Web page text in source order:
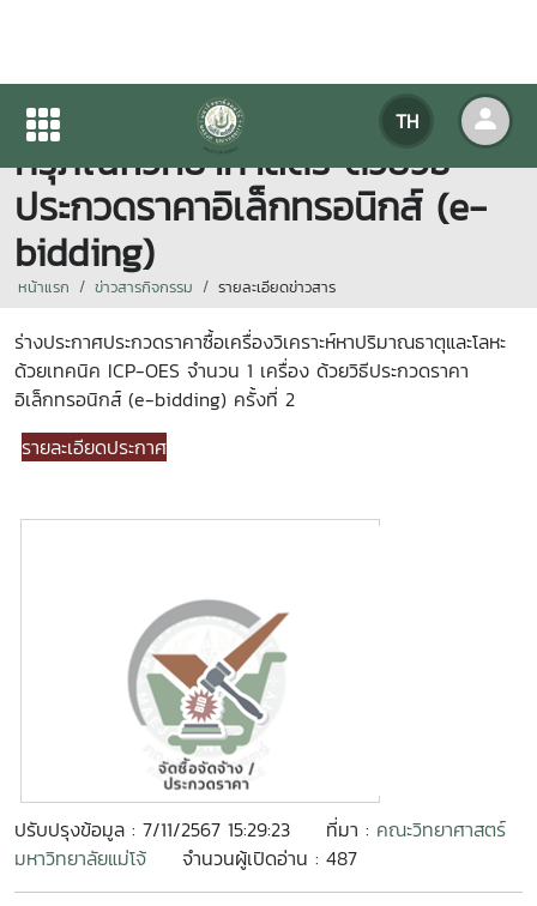
TH
ร่างประกาศประกวดราคาซื้อ
ครุภัณฑ์วิทยาศาสตร์ ด้วยวิธี
ประกวดราคาอิเล็กทรอนิกส์ (e-
bidding)
หน้าแรก ข่าวสารกิจกรรม รายละเอียดข่าวสาร
ร่างประกาศประกวดราคาซื้อเครื่องวิเคราะห์หาปริมาณธาตุและโลหะ
ด้วยเทคนิค ICP-OES จำนวน 1 เครื่อง ด้วยวิธีประกวดราคา
อิเล็กทรอนิกส์ (e-bidding) ครั้งที่ 2
รายละเอียดประกาศ
ปรับปรุงข้อมูล : 7/11/2567 15:29:23 ที่มา : คณะวิทยาศาสตร์
มหาวิทยาลัยแม่โจ้
จำนวนผู้เปิดอ่าน : 487